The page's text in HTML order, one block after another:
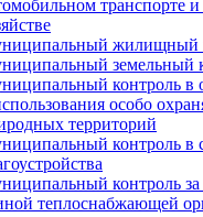
транспорте
жилищный
земельный
контроль в
особо
территорий
контроль в
контроль
теплоснабжающей